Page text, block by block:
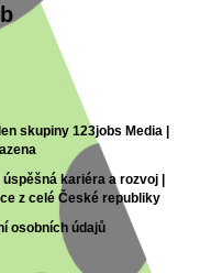
skupiny 123jobs Media |
kariéra a rozvoj |
z celé České republiky
osobních údajů